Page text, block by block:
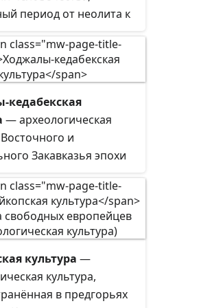
были кельты, на
— также иллирийцы и
период от неолита к
кедабекская
— археологическая
и
Закавказья эпохи
дано по первым
памятников у сёл
Кедабек в
культура —
культура,
в предгорьях